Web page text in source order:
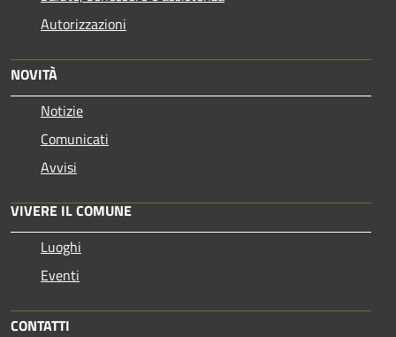
Autorizzazioni
NOVITÀ
Notizie
Comunicati
Avvisi
VIVERE IL COMUNE
Luoghi
Eventi
CONTATTI